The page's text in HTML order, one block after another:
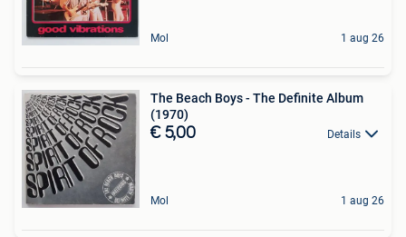
Mol 1 aug 26
The Beach Boys - The Definite Album
(1970)
€ 5,00 Details
Mol 1 aug 26